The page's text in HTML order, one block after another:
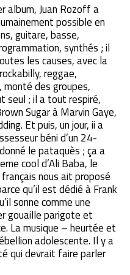
album, Juan Rozoff a
possible en
guitare, basse,
synthés ; il
les causes, avec la
reggae,
des groupes,
seul ; il a tout respiré,
Sugar à Marvin Gaye,
Et puis, un jour, ii a
béni d’un 24-
le pataquès ; ça a
cool d’Ali Baba, le
nous ait proposé
qu’il est dédié à Frank
sonne comme une
gouaille parigote et
La musique – heurtée et
adolescente. Il y a
qui devrait faire parler